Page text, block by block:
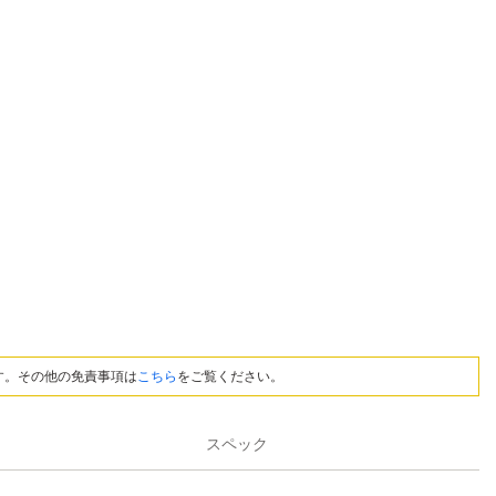
その他の免責事項はこちら をご覧ください。
スペック